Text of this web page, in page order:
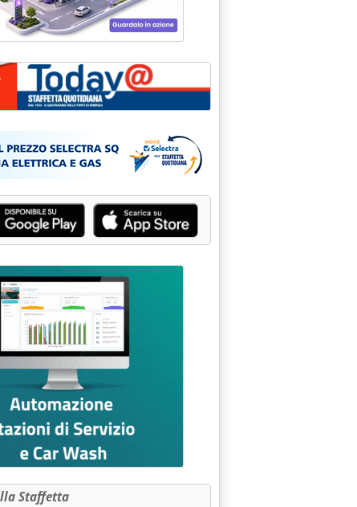
Staffetta